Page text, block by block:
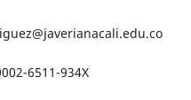
6511-934X